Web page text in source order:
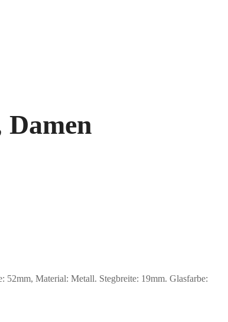
Damen
Material: Metall. Stegbreite: 19mm. Glasfarbe: